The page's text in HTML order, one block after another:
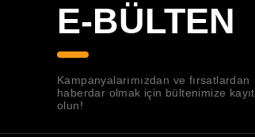
E-BÜLTEN
Kampanyalarımızdan ve fırsatlardan
haberdar olmak için bültenimize kayıt
olun!